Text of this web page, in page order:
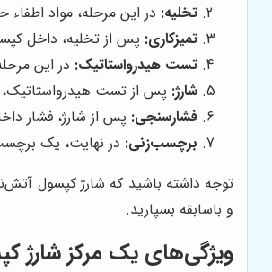
تخلیه: در این مرحله، مواد
تمیزکاری: پس از تخلیه، داخل
تست هیدرواستاتیک: در این
شارژ: پس از تست هیدرواستاتیک،
فشارسنجی: پس از شارژ، فشار
برچسب‌زنی: در نهایت، یک
توجه داشته باشید که شارژ کپسول
و باسابقه بسپارید.
ویژگی‌های یک مرکز شارژ